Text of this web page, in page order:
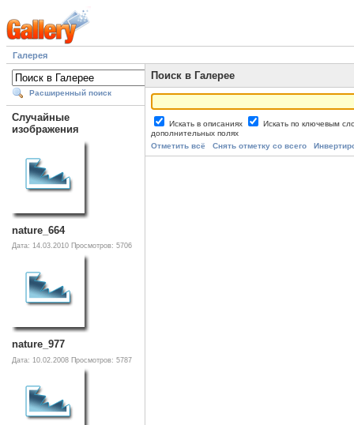
Галерея
Расширенный поиск
Случайные
изображения
nature_664
Дата: 14.03.2010 Просмотров: 5706
nature_977
Дата: 10.02.2008 Просмотров: 5787
Поиск в Галерее
Искать в описаниях
Искать по ключевым
дополнительных полях
Отметить всё
Снять отметку со всего